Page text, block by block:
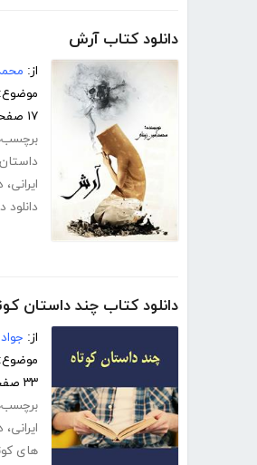
دانلود کتاب آرش
از:
موضوع:
۱۷ صفحه
ایرانی،
دانلود کتاب چند داستان
از:
موضوع:
۳۳ صفحه
ایرانی،
های